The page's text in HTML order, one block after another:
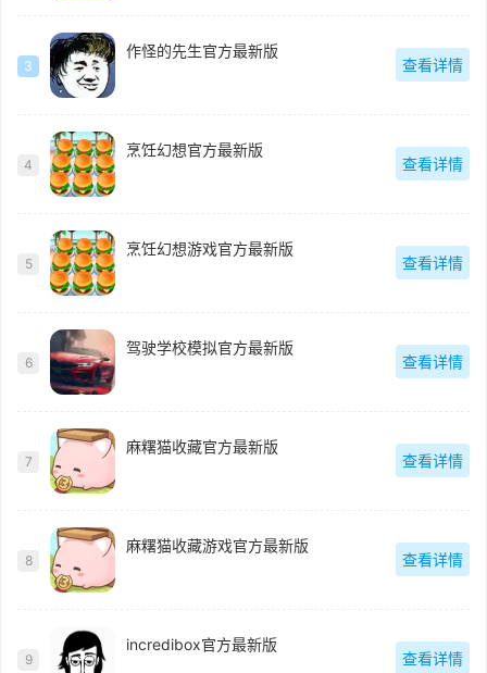
3
作怪的先生官方最新版
查看详情
4
烹饪幻想官方最新版
查看详情
5
烹饪幻想游戏官方最新版
查看详情
6
驾驶学校模拟官方最新版
查看详情
7
麻糬猫收藏官方最新版
查看详情
8
麻糬猫收藏游戏官方最新版
查看详情
9
incredibox官方最新版
查看详情